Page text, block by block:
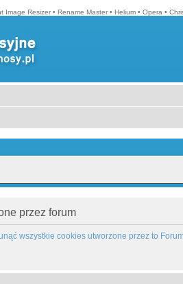
Image Resizer • Rename Master • Helium • Opera •
przez forum
wszystkie cookies utworzone przez to